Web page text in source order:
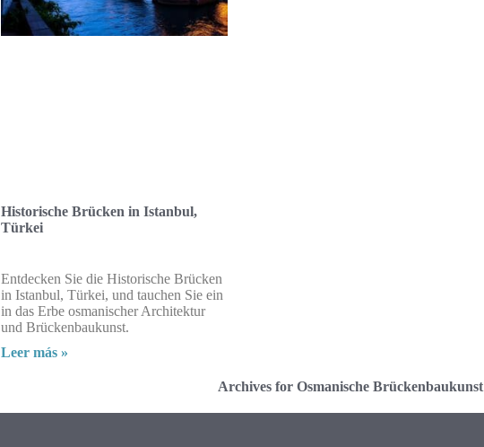
Historische Brücken in Istanbul,
Türkei
Entdecken Sie die Historische Brücken
in Istanbul, Türkei, und tauchen Sie ein
in das Erbe osmanischer Architektur
und Brückenbaukunst.
Leer más »
Archives for Osmanische Brückenbaukunst